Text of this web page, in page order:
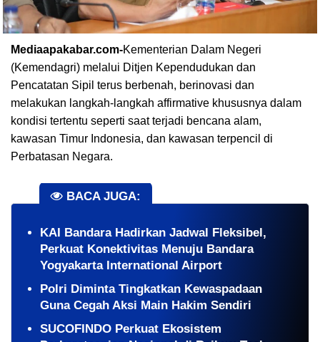
Mediaapakabar.com-Kementerian Dalam Negeri
(Kemendagri) melalui Ditjen Kependudukan dan
Pencatatan Sipil terus berbenah, berinovasi dan
melakukan langkah-langkah affirmative khususnya dalam
kondisi tertentu seperti saat terjadi bencana alam,
kawasan Timur Indonesia, dan kawasan terpencil di
Perbatasan Negara.
BACA JUGA:
KAI Bandara Hadirkan Jadwal Fleksibel,
Perkuat Konektivitas Menuju Bandara
Yogyakarta International Airport
Polri Diminta Tingkatkan Kewaspadaan
Guna Cegah Aksi Main Hakim Sendiri
SUCOFINDO Perkuat Ekosistem